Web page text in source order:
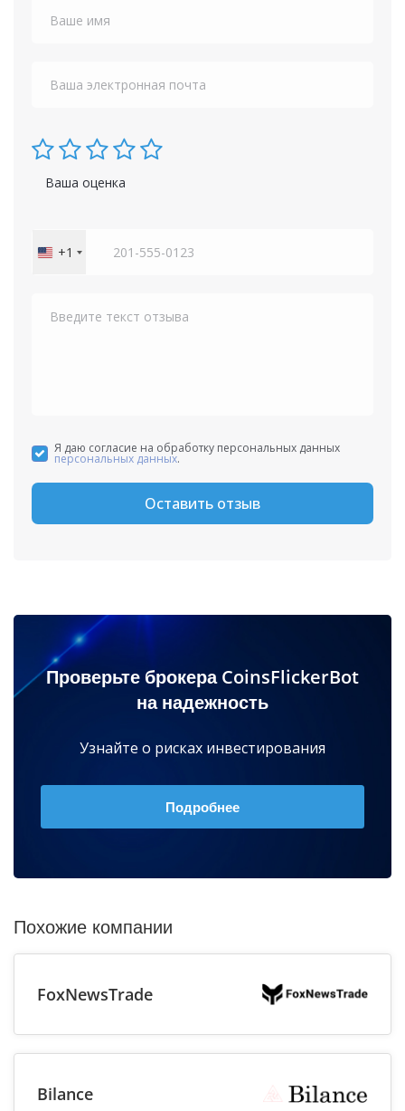
Ваша оценка
United
+1
Я даю согласие на обработку персональных данных
персональных данных.
Оставить отзыв
Проверьте брокера CoinsFlickerBot
на надежность
Узнайте о рисках инвестирования
Подробнее
Похожие компании
FoxNewsTrade
Bilance